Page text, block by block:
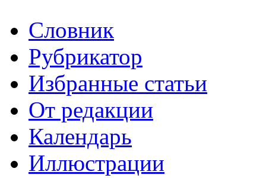
Словник
Рубрикатор
Избранные статьи
От редакции
Календарь
Иллюстрации